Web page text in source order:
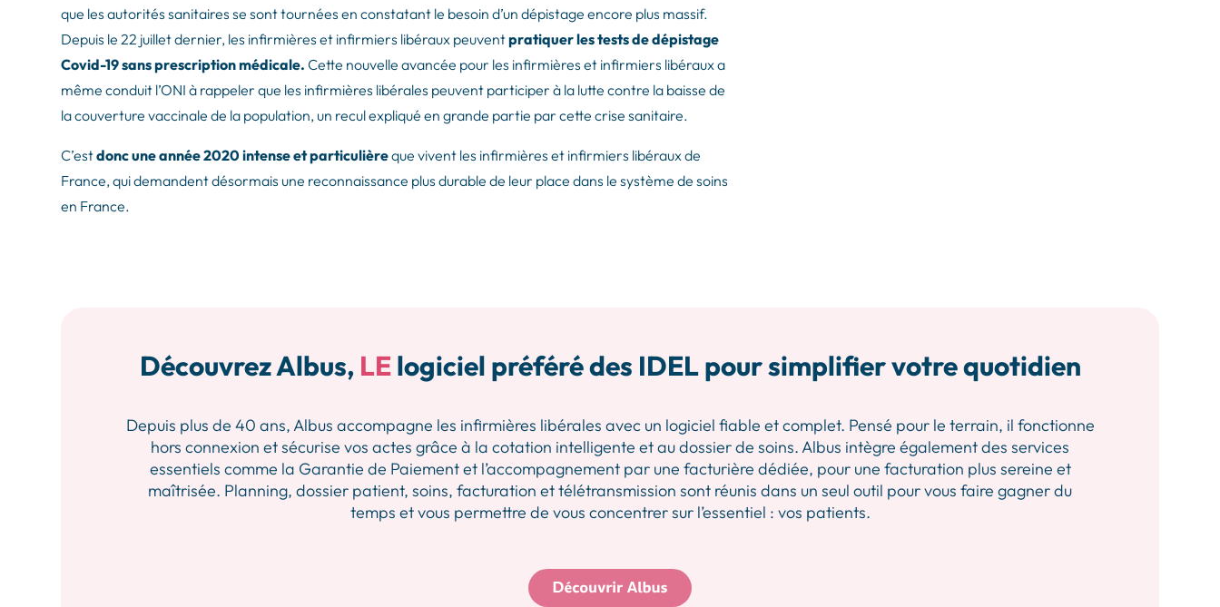
que les autorités sanitaires se sont tournées en constatant le besoin d’un dépistage encore plus massif.
Depuis le 22 juillet dernier, les infirmières et infirmiers libéraux peuventpratiquer les tests de dépistage
Covid-19 sans prescription médicale. Cette nouvelle avancée pour les infirmières et infirmiers libéraux a
même conduit l’ONI à rappeler que les infirmières libérales peuvent participer à la lutte contre la baisse de
la couverture vaccinale de la population, un recul expliqué en grande partie par cette crise sanitaire.
C’estdonc une année 2020 intense et particulièreque vivent les infirmières et infirmiers libéraux de
France, qui demandent désormais une reconnaissance plus durable de leur place dans le système de soins
en France.
Découvrez Albus, LElogiciel préféré des IDEL pour simplifier votre quotidien
Depuis plus de 40 ans, Albus accompagne les infirmières libérales avec un logiciel fiable et complet. Pensé pour le terrain, il fonctionne
hors connexion et sécurise vos actes grâce à la cotation intelligente et au dossier de soins. Albus intègre également des services
essentiels comme la Garantie de Paiement et l’accompagnement par une facturière dédiée, pour une facturation plus sereine et
maîtrisée. Planning, dossier patient, soins, facturation et télétransmission sont réunis dans un seul outil pour vous faire gagner du
temps et vous permettre de vous concentrer sur l’essentiel : vos patients.